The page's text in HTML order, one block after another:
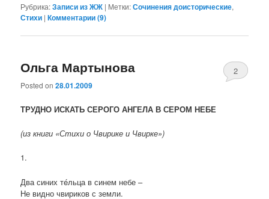
Рубрика:Записи из ЖЖ | Метки:Сочинения доисторические,
Стихи |Комментарии (9)
Ольга Мартынова
Posted on28.01.2009
2
ТРУДНО ИСКАТЬ СЕРОГО АНГЕЛА В СЕРОМ НЕБЕ
(из книги «Стихи о Чвирике и Чвирке»)
1.
Два синих тéльца в синем небе –
Не видно чвириков с земли.